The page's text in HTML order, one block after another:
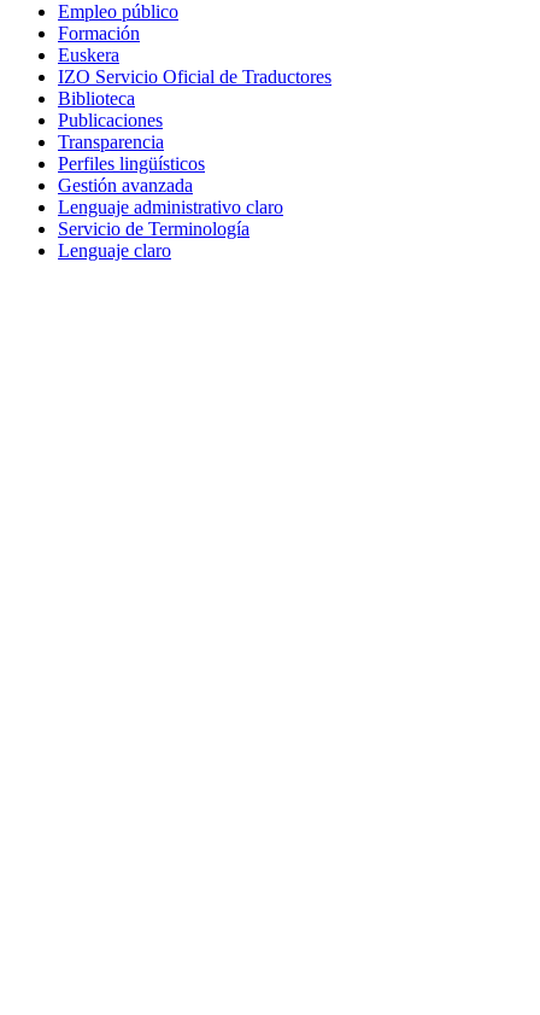
Empleo público
Formación
Euskera
IZO Servicio Oficial de Traductores
Biblioteca
Publicaciones
Transparencia
Perfiles lingüísticos
Gestión avanzada
Lenguaje administrativo claro
Servicio de Terminología
Lenguaje claro